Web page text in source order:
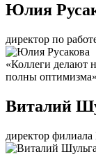
Юлия
директор по
«Коллеги делают
полны
Виталий
директор